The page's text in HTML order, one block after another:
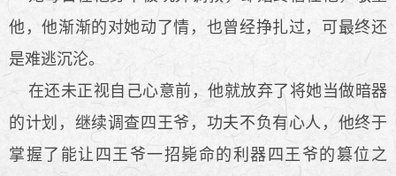
他，他渐渐的对她动了情，也曾经挣扎过，可最终还
是难逃沉沦。
在还未正视自己心意前，他就放弃了将她当做暗器
的计划，继续调查四王爷，功夫不负有心人，他终于
掌握了能让四王爷一招毙命的利器四王爷的篡位之